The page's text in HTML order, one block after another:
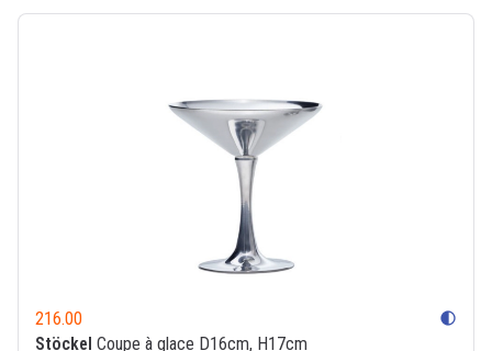
216.00 contrast
Stöckel Coupe à glace D16cm, H17cm